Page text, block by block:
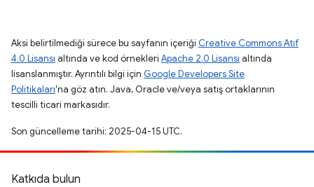
Aksi belirtilmediği sürece bu sayfanın içeriği Creative Commons Atıf
4.0 Lisansı altında ve kod örnekleri Apache 2.0 Lisansı altında
lisanslanmıştır. Ayrıntılı bilgi için Google Developers Site
Politikaları'na göz atın. Java, Oracle ve/veya satış ortaklarının
tescilli ticari markasıdır.
Son güncelleme tarihi: 2025-04-15 UTC.
Katkıda bulun